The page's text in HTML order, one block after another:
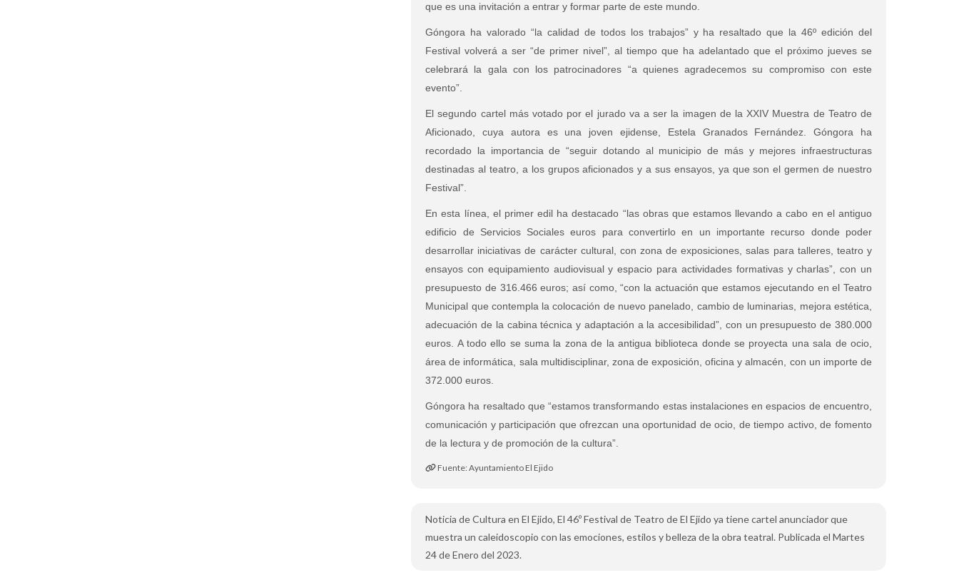
que es una invitación a entrar y formar parte de este mundo.
Góngora ha valorado “la calidad de todos los trabajos” y ha resaltado que la 46º edición del
Festival volverá a ser “de primer nivel”, al tiempo que ha adelantado que el próximo jueves se
celebrará la gala con los patrocinadores “a quienes agradecemos su compromiso con este
evento”.
El segundo cartel más votado por el jurado va a ser la imagen de la XXIV Muestra de Teatro de
Aficionado, cuya autora es una joven ejidense, Estela Granados Fernández. Góngora ha
recordado la importancia de “seguir dotando al municipio de más y mejores infraestructuras
destinadas al teatro, a los grupos aficionados y a sus ensayos, ya que son el germen de nuestro
Festival”.
En esta línea, el primer edil ha destacado “las obras que estamos llevando a cabo en el antiguo
edificio de Servicios Sociales euros para convertirlo en un importante recurso donde poder
desarrollar iniciativas de carácter cultural, con zona de exposiciones, salas para talleres, teatro y
ensayos con equipamiento audiovisual y espacio para actividades formativas y charlas”, con un
presupuesto de 316.466 euros; así como, “con la actuación que estamos ejecutando en el Teatro
Municipal que contempla la colocación de nuevo panelado, cambio de luminarias, mejora estética,
adecuación de la cabina técnica y adaptación a la accesibilidad”, con un presupuesto de 380.000
euros. A todo ello se suma la zona de la antigua biblioteca donde se proyecta una sala de ocio,
área de informática, sala multidisciplinar, zona de exposición, oficina y almacén, con un importe de
372.000 euros.
Góngora ha resaltado que “estamos transformando estas instalaciones en espacios de encuentro,
comunicación y participación que ofrezcan una oportunidad de ocio, de tiempo activo, de fomento
de la lectura y de promoción de la cultura”.
Fuente: Ayuntamiento El Ejido
Noticia de Cultura en El Ejido, El 46º Festival de Teatro de El Ejido ya tiene cartel anunciador que
muestra un caleidoscopio con las emociones, estilos y belleza de la obra teatral. Publicada el Martes
24 de Enero del 2023.